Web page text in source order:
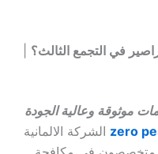
في التجمع الثالث؟
وعالية الجودة
zero الشركة الالمانية